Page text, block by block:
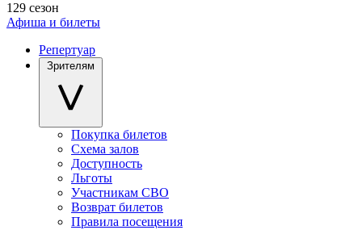
129 сезон
Афиша и билеты
Репертуар
Зрителям
Покупка билетов
Схема залов
Доступность
Льготы
Участникам СВО
Возврат билетов
Правила посещения